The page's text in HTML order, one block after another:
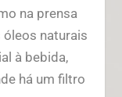
na prensa
óleos naturais
à bebida,
há um filtro